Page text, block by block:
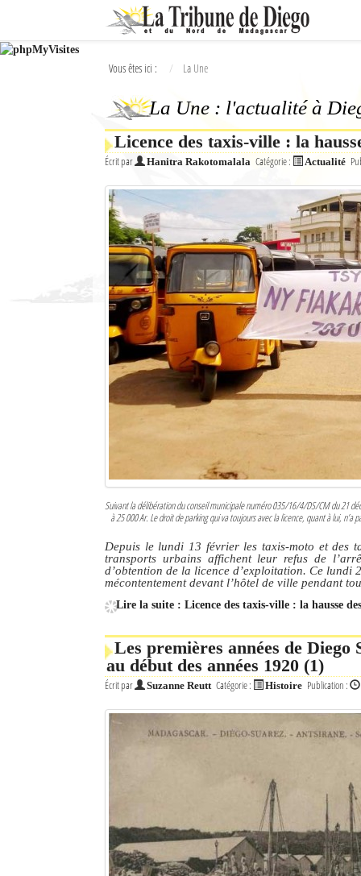
Ok
L'actualité à Diego Suarez
Le Nord de Madagascar
L'actualité du tourisme
Vous êtes ici : La Une
La Une : l'actualité à
Licence des taxis-ville : la
Écrit par Hanitra Rakotomalala Catégorie : Actualité
Suivant la délibération du conseil municipale numéro 035/16/4/DS/CM du 21
à 25 000 Ar. Le droit de parking qui va toujours avec la licence, quant à lui,
Depuis le lundi 13 février les taxis-moto et des
transports urbains affichent leur refus de
d’obtention de la licence d’exploitation. Ce
mécontentement devant l’hôtel de ville pendant
Lire la suite : Licence des taxis-ville : la hausse
Les premières années de
au début des années 1920 (1)
Écrit par Suzanne Reutt Catégorie : Histoire Publication :